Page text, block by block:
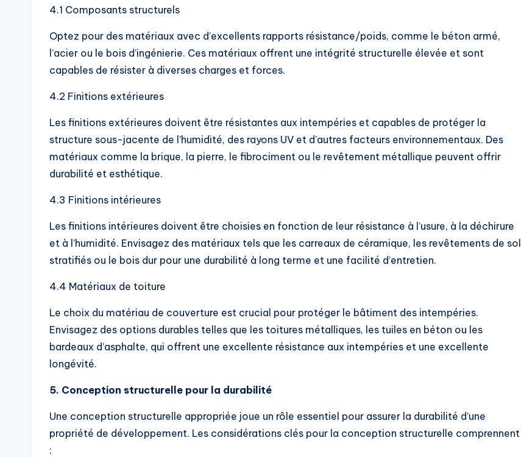
4.1 Composants structurels
Optez pour des matériaux avec d’excellents rapports résistance/poids, comme le béton armé,
l’acier ou le bois d’ingénierie. Ces matériaux offrent une intégrité structurelle élevée et sont
capables de résister à diverses charges et forces.
4.2 Finitions extérieures
Les finitions extérieures doivent être résistantes aux intempéries et capables de protéger la
structure sous-jacente de l’humidité, des rayons UV et d’autres facteurs environnementaux. Des
matériaux comme la brique, la pierre, le fibrociment ou le revêtement métallique peuvent offrir
durabilité et esthétique.
4.3 Finitions intérieures
Les finitions intérieures doivent être choisies en fonction de leur résistance à l’usure, à la déchirure
et à l’humidité. Envisagez des matériaux tels que les carreaux de céramique, les revêtements de sol
stratifiés ou le bois dur pour une durabilité à long terme et une facilité d’entretien.
4.4 Matériaux de toiture
Le choix du matériau de couverture est crucial pour protéger le bâtiment des intempéries.
Envisagez des options durables telles que les toitures métalliques, les tuiles en béton ou les
bardeaux d’asphalte, qui offrent une excellente résistance aux intempéries et une excellente
longévité.
5. Conception structurelle pour la durabilité
Une conception structurelle appropriée joue un rôle essentiel pour assurer la durabilité d’une
propriété de développement. Les considérations clés pour la conception structurelle comprennent
: